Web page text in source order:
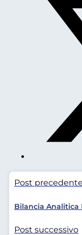
Post precedente
Bilancia Analitica
Post successivo